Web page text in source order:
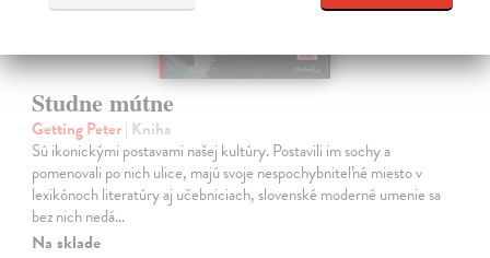
Studne mútne
Getting Peter| Kniha
Sú ikonickými postavami našej kultúry. Postavili im sochy a
pomenovali po nich ulice, majú svoje nespochybniteľné miesto v
lexikónoch literatúry aj učebniciach, slovenské moderné umenie sa
bez nich nedá…
Na sklade